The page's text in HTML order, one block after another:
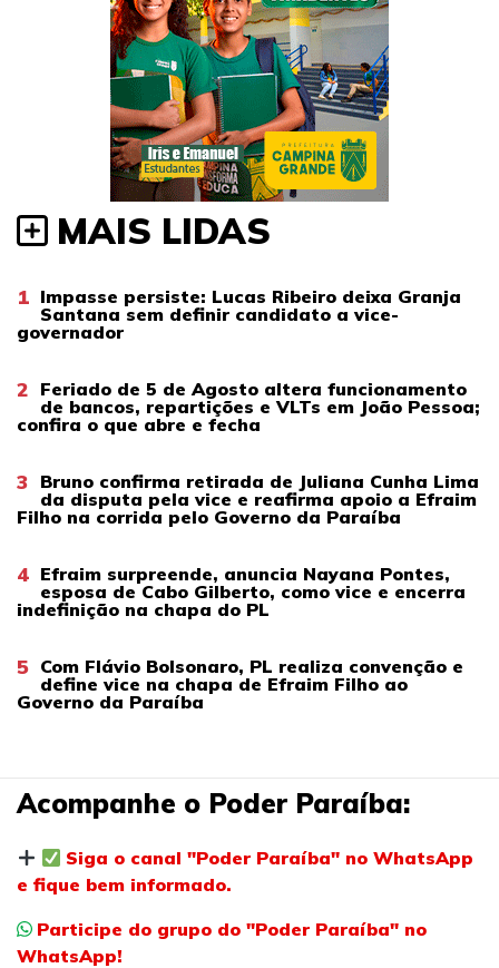
MAIS LIDAS
1 Impasse persiste: Lucas Ribeiro deixa Granja
Santana sem definir candidato a vice-
governador
2 Feriado de 5 de Agosto altera funcionamento
de bancos, repartições e VLTs em João Pessoa;
confira o que abre e fecha
3 Bruno confirma retirada de Juliana Cunha Lima
da disputa pela vice e reafirma apoio a Efraim
Filho na corrida pelo Governo da Paraíba
4 Efraim surpreende, anuncia Nayana Pontes,
esposa de Cabo Gilberto, como vice e encerra
indefinição na chapa do PL
5 Com Flávio Bolsonaro, PL realiza convenção e
define vice na chapa de Efraim Filho ao
Governo da Paraíba
Acompanhe o Poder Paraíba:
Siga o canal "Poder Paraíba" no WhatsApp
e fique bem informado.
Participe do grupo do "Poder Paraíba" no
WhatsApp!